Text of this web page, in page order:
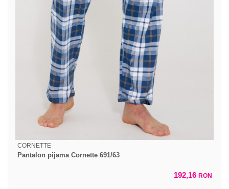
CORNETTE
Pantalon pijama Cornette 691/63
192,16 RON